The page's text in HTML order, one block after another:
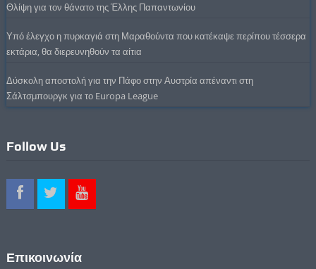
Θλίψη για τον θάνατο της Έλλης Παπαντωνίου
Υπό έλεγχο η πυρκαγιά στη Μαραθούντα που κατέκαψε περίπου τέσσερα
εκτάρια, θα διερευνηθούν τα αίτια
Δύσκολη αποστολή για την Πάφο στην Αυστρία απέναντι στη
Σάλτσμπουργκ για το Europa League
Follow Us
Επικοινωνία